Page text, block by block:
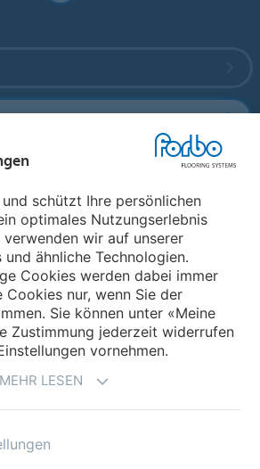
schützt Ihre persönlichen
optimales Nutzungserlebnis
wir auf unserer
ähnliche Technologien.
Cookies werden dabei immer
nur, wenn Sie der
Sie können unter «Meine
Zustimmung jederzeit widerrufen
vornehmen.
MEHR LESEN